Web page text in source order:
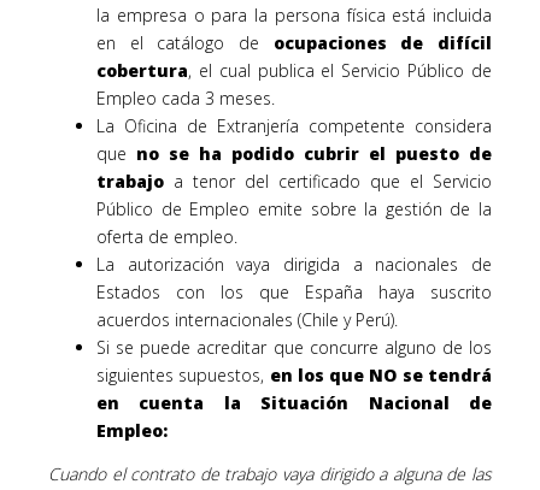
la empresa o para la persona física está incluida
en el catálogo de ocupaciones de difícil
cobertura, el cual publica el Servicio Público de
Empleo cada 3 meses.
La Oficina de Extranjería competente considera
que no se ha podido cubrir el puesto de
trabajo a tenor del certificado que el Servicio
Público de Empleo emite sobre la gestión de la
oferta de empleo.
La autorización vaya dirigida a nacionales de
Estados con los que España haya suscrito
acuerdos internacionales (Chile y Perú).
Si se puede acreditar que concurre alguno de los
siguientes supuestos, en los que NO se tendrá
en cuenta la Situación Nacional de
Empleo:
Cuando el contrato de trabajo vaya dirigido a alguna de las